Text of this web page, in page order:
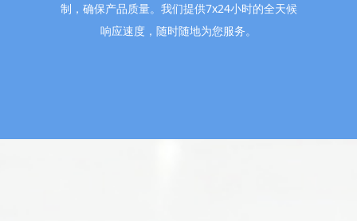
制，确保产品质量。我们提供7x24小时的全天候
响应速度，随时随地为您服务。